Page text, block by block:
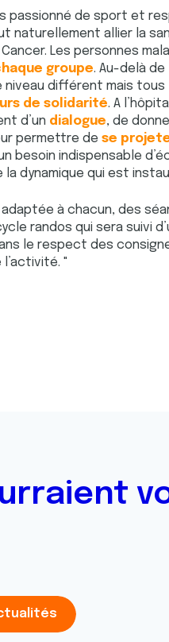
passionné de sport et
naturellement allier la
Les personnes
groupe. Au-delà de
différent mais
de solidarité. A
d’un dialogue, de
permettre de se
besoin indispensable
dynamique qui est
à chacun, des
randos qui sera suivi
le respect des
"